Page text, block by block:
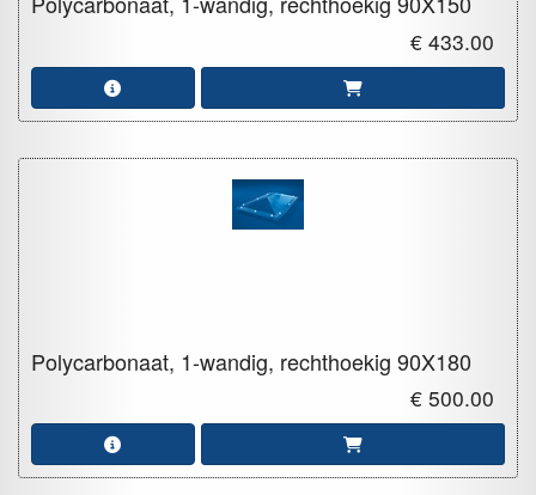
€ 433.00
Polycarbonaat, 1-wandig, rechthoekig 90X180
€ 500.00